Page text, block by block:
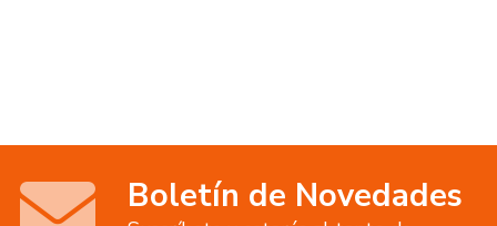
Boletín de Novedades